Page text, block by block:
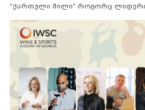
“ქართული მილი” როგორც ლიდერი